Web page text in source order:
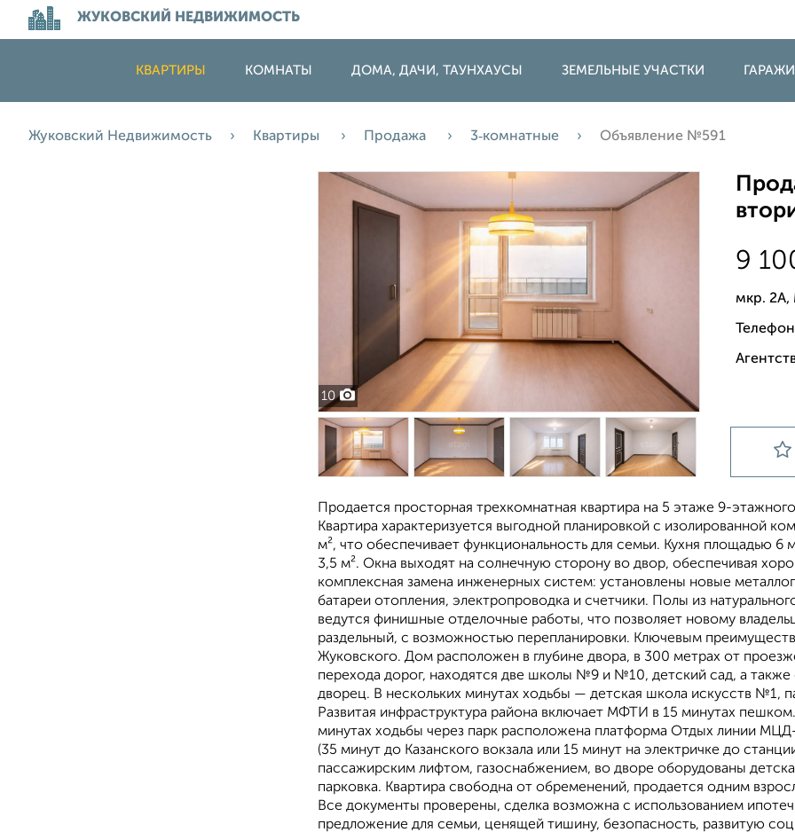
ЖУКОВСКИЙ НЕДВИЖИМОСТЬ
КВАРТИРЫ КОМНАТЫ ДОМА, ДАЧИ, ТАУНХАУСЫ ЗЕМЕЛЬНЫЕ УЧАСТКИ
Жуковский Недвижимость Квартиры Продажа 3‑комнатные Объявление №591
10
9
мкр. 2А,
Продается просторная трехкомнатная квартира на 5 этаже 9-
Квартира характеризуется выгодной планировкой с изолированной
м², что обеспечивает функциональность для семьи. Кухня площадью 6
3,5 м². Окна выходят на солнечную сторону во двор, обеспечивая
комплексная замена инженерных систем: установлены новые
батареи отопления, электропроводка и счетчики. Полы из
ведутся финишные отделочные работы, что позволяет новому
раздельный, с возможностью перепланировки. Ключевым
Жуковского. Дом расположен в глубине двора, в 300 метрах от
перехода дорог, находятся две школы №9 и №10, детский сад, а
дворец. В нескольких минутах ходьбы — детская школа искусств №1,
Развитая инфраструктура района включает МФТИ в 15 минутах
минутах ходьбы через парк расположена платформа Отдых линии
(35 минут до Казанского вокзала или 15 минут на электричке до
пассажирским лифтом, газоснабжением, во дворе оборудованы
парковка. Квартира свободна от обременений, продается одним
Все документы проверены, сделка возможна с использованием
предложение для семьи, ценящей тишину, безопасность, развитую